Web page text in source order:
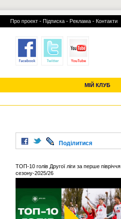
Про проект - Підписка - Реклама - Контакти
МІЙ КЛУБ
УСІ ТРАНСФЕРИ
Поділитися
ТОП-10 голів Другої ліги за перше півріччя
сезону-2025/26